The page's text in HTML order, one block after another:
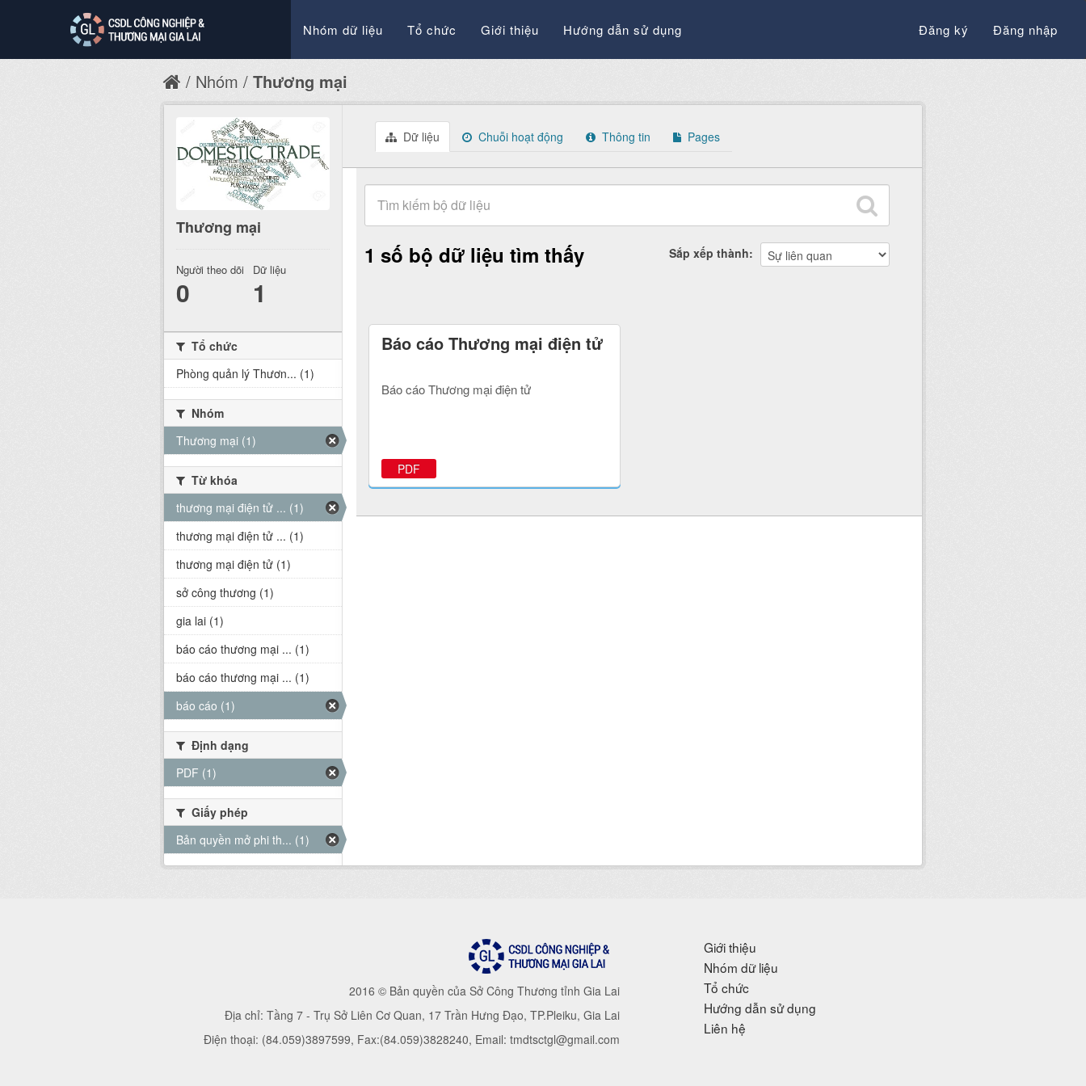
Nhóm dữ liệu Tổ chức Giới thiệu Hướng dẫn sử dụng Đăng ký Đăng nhập
Nhóm Thương mại
Dữ liệu Chuỗi hoạt động Thông tin Pages
Sắp xếp thành
1 số bộ dữ liệu tìm thấy
Báo cáo Thương mại điện tử
Báo cáo Thương mại điện tử
PDF
Thương mại
Người theo dõi
0
Dữ liệu
1
Tổ chức
Phòng quản lý Thươn... (1)
Nhóm
Thương mại (1)
Từ khóa
thương mại điện tử ... (1)
thương mại điện tử ... (1)
thương mại điện tử (1)
sở công thương (1)
gia lai (1)
báo cáo thương mại ... (1)
báo cáo thương mại ... (1)
báo cáo (1)
Định dạng
PDF (1)
Giấy phép
Bản quyền mở phi th... (1)
2016 © Bản quyền của Sở Công Thương tỉnh Gia Lai
Địa chỉ: Tầng 7 - Trụ Sở Liên Cơ Quan, 17 Trần Hưng Đạo, TP.Pleiku, Gia Lai
Điện thoại: (84.059)3897599, Fax:(84.059)3828240, Email: tmdtsctgl@gmail.com
Giới thiệu
Nhóm dữ liệu
Tổ chức
Hướng dẫn sử dụng
Liên hệ